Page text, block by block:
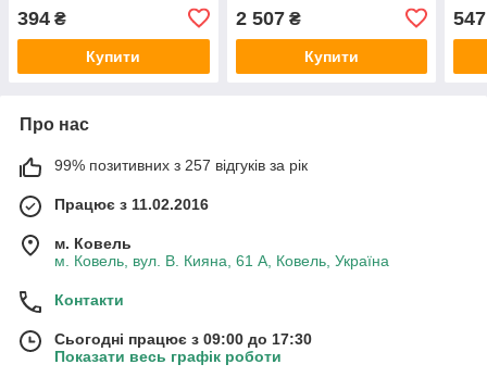
394 ₴
Купити
2 507₴
Купити
547
Про нас
99% позитивних з 257 відгуків за рік
Працює з 11.02.2016
м. Ковель
м. Ковель, вул. В. Кияна, 61 А, Ковель, Україна
Контакти
Сьогодні працює з 09:00 до 17:30
Показати весь графік роботи